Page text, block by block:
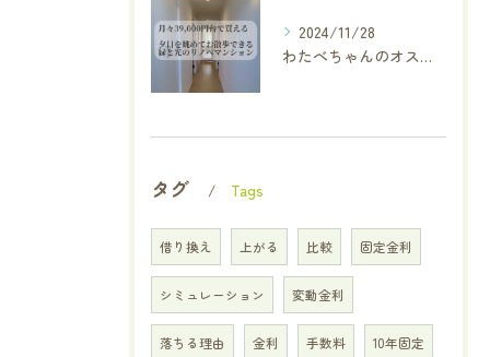
2024/11/28
わたべちゃんのオススメ厳選物件✨
タグ Tags
借り換え 上がる 比較 固定金利
シミュレーション 変動金利
落ちる理由 金利 手数料 10年固定